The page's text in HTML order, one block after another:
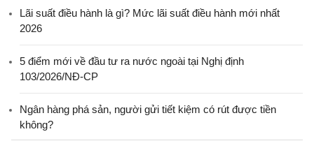
Lãi suất điều hành là gì? Mức lãi suất điều hành mới nhất
2026
5 điểm mới về đầu tư ra nước ngoài tại Nghị định
103/2026/NĐ-CP
Ngân hàng phá sản, người gửi tiết kiệm có rút được tiền
không?